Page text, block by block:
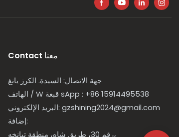
Contact معنا
جهة الاتصال: السيدة. الكرز يانغ
الهاتف / W sApp : +86 15914495538
البريد الإلكتروني: gzshining2024@gmail.com
إضافة:
رقم 30، طريق شاه، منطقة تيانخه،